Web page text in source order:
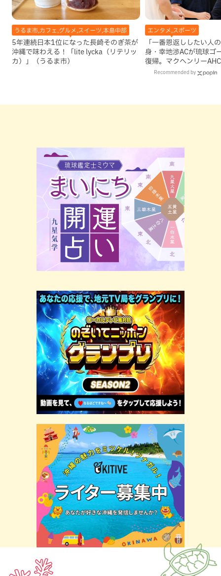
うるま市,カフェ,グルメ,スイーツ,本島中部
5年連続日本1位になった長崎そのぎ茶が
沖縄で味わえる！「lite lycka（リテリッ
カ）」（うるま市）
エンタメ,スポーツ
「一番恩返ししたい人
身・幸地渉ACが琉球ゴ
復帰。マクヘンリー
理由Recommended by